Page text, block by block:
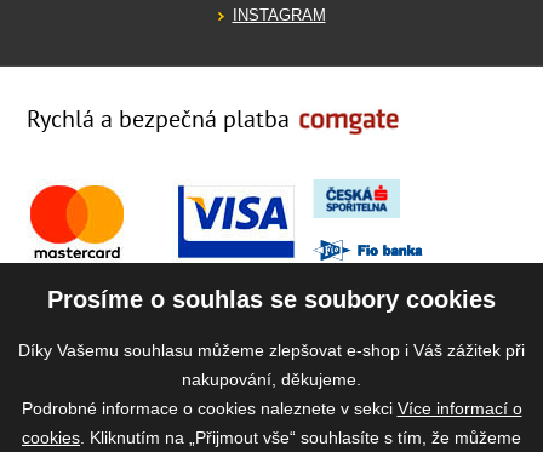
INSTAGRAM
Rychlá a bezpečná platba
Prosíme o souhlas se soubory cookies
Díky Vašemu souhlasu můžeme zlepšovat e-shop i Váš zážitek při
nakupování, děkujeme.
Podrobné informace o cookies naleznete v sekci Více informací o
cookies . Kliknutím na „Přijmout vše“ souhlasíte s tím, že můžeme